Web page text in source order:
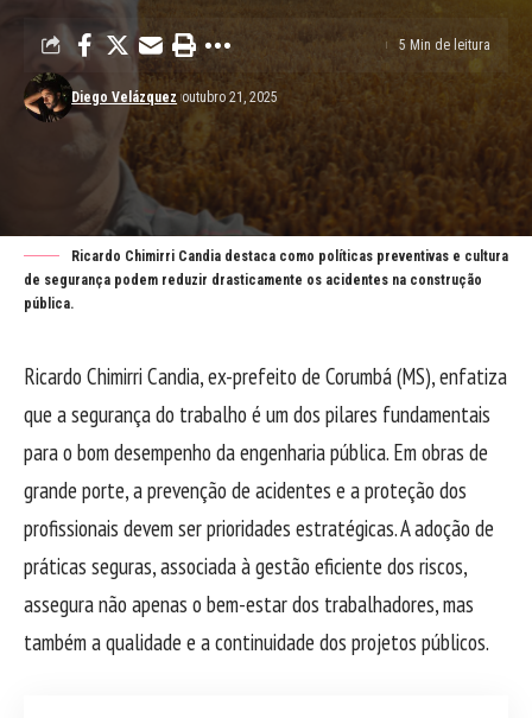
Diego Velázquez outubro 21, 2025
5 Min de leitura
Ricardo Chimirri Candia destaca como políticas preventivas e cultura
de segurança podem reduzir drasticamente os acidentes na construção
pública.
Ricardo Chimirri Candia, ex-prefeito de Corumbá (MS), enfatiza
que a segurança do trabalho é um dos pilares fundamentais
para o bom desempenho da engenharia pública. Em obras de
grande porte, a prevenção de acidentes e a proteção dos
profissionais devem ser prioridades estratégicas. A adoção de
práticas seguras, associada à gestão eficiente dos riscos,
assegura não apenas o bem-estar dos trabalhadores, mas
também a qualidade e a continuidade dos projetos públicos.